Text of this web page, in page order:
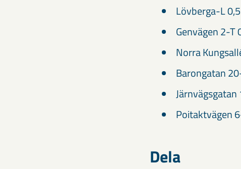
Lövberga-L
Genvägen 2-T
Norra
Barongatan
Poitaktvägen
Dela